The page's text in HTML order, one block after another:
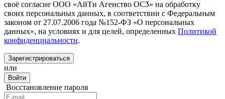
своё согласие ООО «АйТи Агенство ОСӠ» на обработку
своих персональных данных, в соответствии с Федеральным
законом от 27.07.2006 года №152-ФЗ «О персональных
данных», на условиях и для целей, определенных Политикой
конфиденциальности.
Зарегистрироваться
или
Войти
Восстановление пароля